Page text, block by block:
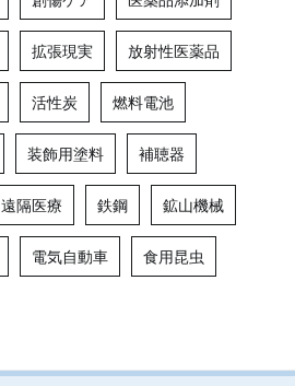
拡張現実 放射性医薬品
活性炭 燃料電池
装飾用塗料 補聴器
遠隔医療 鉄鋼 鉱山機械
電気自動車 食用昆虫